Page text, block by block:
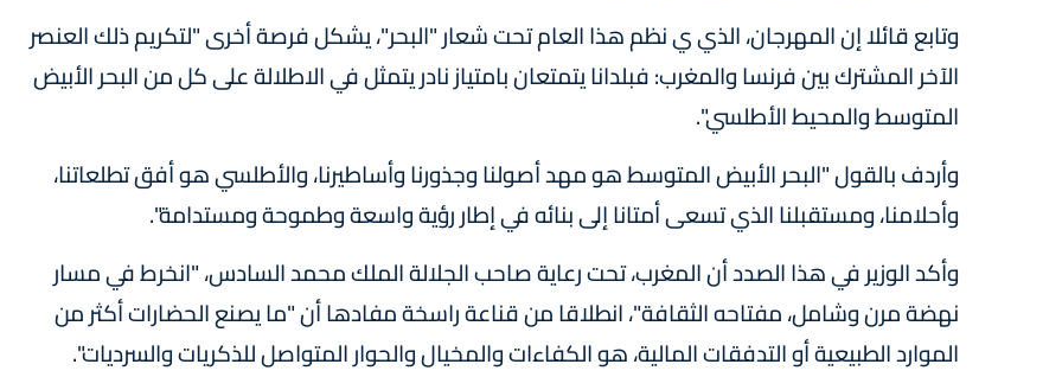
وتابع قائلا إن المهرجان، الذي ي نظم هذا العام تحت شعار "البحر"، يشكل فرصة أخرى "لتكريم ذلك العنصر
الآخر المشترك بين فرنسا والمغرب: فبلدانا يتمتعان بامتياز نادر يتمثل في الاطلالة على كل من البحر الأبيض
المتوسط والمحيط الأطلسي".
وأردف بالقول "البحر الأبيض المتوسط هو مهد أصولنا وجذورنا وأساطيرنا، والأطلسي هو أفق تطلعاتنا،
وأحلامنا، ومستقبلنا الذي تسعى أمتانا إلى بنائه في إطار رؤية واسعة وطموحة ومستدامة".
وأكد الوزير في هذا الصدد أن المغرب، تحت رعاية صاحب الجلالة الملك محمد السادس، "انخرط في مسار
نهضة مرن وشامل، مفتاحه الثقافة"، انطلاقا من قناعة راسخة مفادها أن "ما يصنع الحضارات أكثر من
الموارد الطبيعية أو التدفقات المالية، هو الكفاءات والمخيال والحوار المتواصل للذكريات والسرديات".